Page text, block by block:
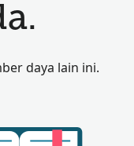
daya lain ini.